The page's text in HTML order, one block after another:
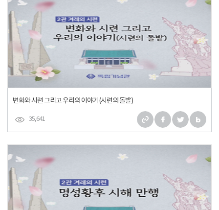
변화와 시련 그리고 우리의 이야기(시련의 돌발)
35,641